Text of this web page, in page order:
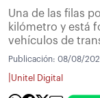
Una de las filas
kilómetro y está
vehículos de
Publicación: 08/08/
Unitel Digital